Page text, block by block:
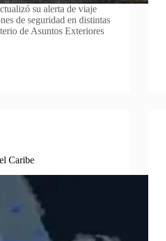
su alerta de viaje
de seguridad en distintas
de Asuntos Exteriores
Caribe